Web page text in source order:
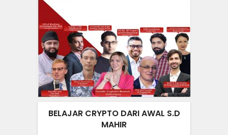
BELAJAR CRYPTO DARI AWAL S.D
MAHIR